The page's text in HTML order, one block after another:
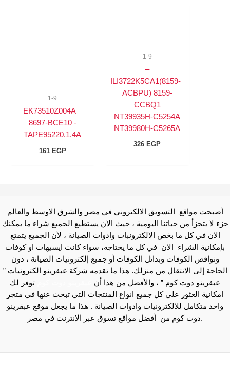
1-9
–
ILI3722K5CA1(8159-
ACBPU) 8159-
CCBQ1
NT39935H-C5254A
NT39980H-C5265A
326 EGP
1-9
EK73510Z004A –
8697-BCE10 -
TAPE95220.1.4A
161 EGP
أصبحت مواقع التسويق الالكتروني في مصر والشرق الاوسط والعالم
جزء لا يتجزأ من حياتنا اليومية ، حيث الان يستطيع الجميع شراء ما يمكنك
الان في كل ما بخص الالكترونبات وادوات الصيانة ، لأن الجميع يتمتع
بإمكانية الشراء الان في كل ما يحتاجه، سواء كانت ايسيهات او كوفات
ونواقص الكوفات وبدائل الكوفات أو جميع إلكترونيات الصيانة ، دون
الحاجة إلى الانتقال من منزلك. هذا ما تقدمه شركة عبقرينو الكترونيات ”
عبقرينو دوت كوم ” ، والأفضل من هذا أن
توفر لك
امكانية العثور علي كل جميع انواع المنتجات التي تبحث عنها في متجر
واحد متكامل للالكترونيات وادوات الصيانة . هذا ما يجعل موقع عبقرينو
دوت كوم من أفضل مواقع تسوق عبر الإنترنت في مصر.